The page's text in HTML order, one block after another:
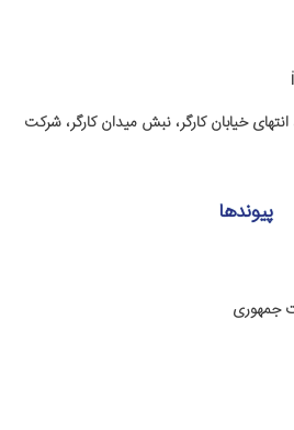
بلوار توس، توس ۱۰، انتهای خیابان کارگر، نبش میدان کارگر، شرکت
پیوندها
جمهوری